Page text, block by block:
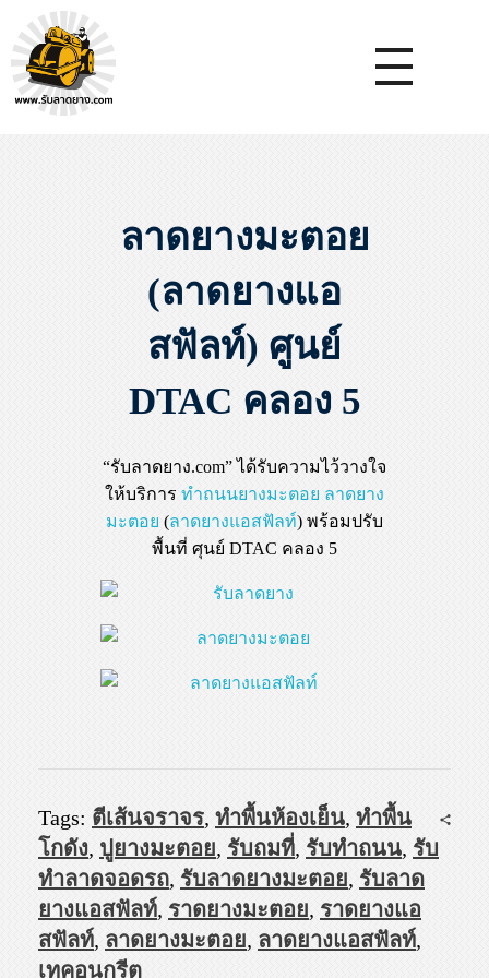
ลาดยางมะตอย
(ลาดยางแอ
สฟัลท์) ศูนย์
DTAC คลอง 5
“รับลาดยาง.com” ได้รับความไว้วางใจ
ให้บริการ ทำถนนยางมะตอย ลาดยาง
มะตอย (ลาดยางแอสฟัลท์) พร้อมปรับ
พื้นที่ ศุนย์ DTAC คลอง 5
Tags: ตีเส้นจราจร, ทำพื้นห้องเย็น, ทำพื้น
โกดัง, ปูยางมะตอย, รับถมที่, รับทำถนน, รับ
ทำลาดจอดรถ, รับลาดยางมะตอย, รับลาด
ยางแอสฟัลท์, ราดยางมะตอย, ราดยางแอ
สฟัลท์, ลาดยางมะตอย, ลาดยางแอสฟัลท์,
เทคอนกรีต